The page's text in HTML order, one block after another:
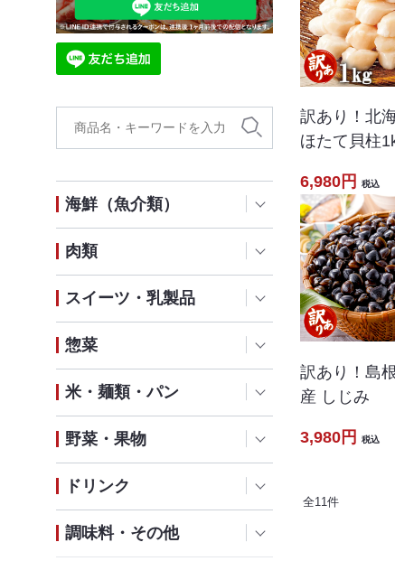
海鮮（魚介類）
肉類
スイーツ・乳製品
惣菜
米・麺類・パン
野菜・果物
ドリンク
調味料・その他
訳あり！北
ほたて貝柱
6,980円 税込
訳あり！島
産 しじみ
3,980円 税込
全11件